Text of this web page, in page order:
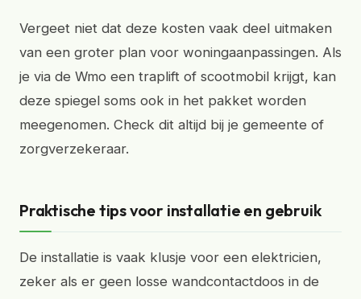
Vergeet niet dat deze kosten vaak deel uitmaken
van een groter plan voor woningaanpassingen. Als
je via de Wmo een traplift of scootmobil krijgt, kan
deze spiegel soms ook in het pakket worden
meegenomen. Check dit altijd bij je gemeente of
zorgverzekeraar.
Praktische tips voor installatie en gebruik
De installatie is vaak klusje voor een elektricien,
zeker als er geen losse wandcontactdoos in de